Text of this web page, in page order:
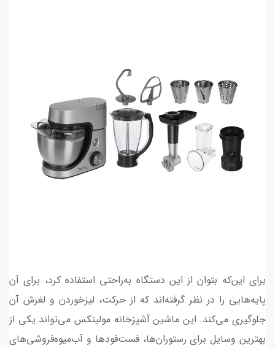
برای این‌که بتوان از این دستگاه به‌راحتی استفاده کرد، برای آن
پایه‌هایی را در نظر گرفته‌اند که از حرکت، لیزخوردن و لغزش آن
جلوگیری می‌کند. این ماشین آشپزخانه مولینکس می‌تواند یکی از
بهترین وسایل برای رستوران‌ها، فست‌فودها و آب‌میوه‌فروشی‌های